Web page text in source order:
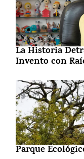
La Historia
Invento con
Parque